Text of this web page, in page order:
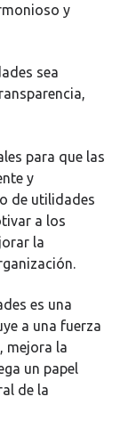
y
sea
para que las
y
de utilidades
a los
la
es una
a una fuerza
mejora la
un papel
de la